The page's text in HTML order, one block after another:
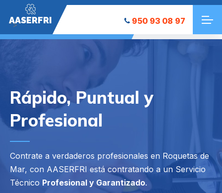
AASERFRI
"> 950 93 08 97
Rápido, Puntual y
Profesional
Contrate a verdaderos profesionales en Roquetas de
Mar, con AASERFRI está contratando a un Servicio
Técnico Profesional y Garantizado.